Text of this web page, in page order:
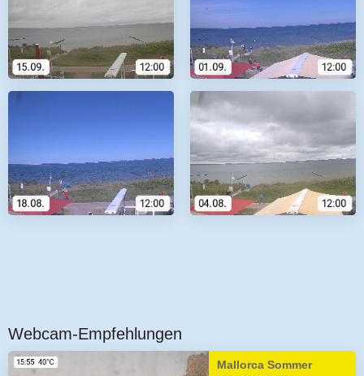
Webcam-Empfehlungen
Mallorca Sommer